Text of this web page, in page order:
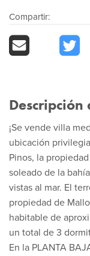
Compartir:
¡Se vende villa
ubicación
Pinos, la
soleado de la
vistas al mar. El
propiedad de
habitable de
un total de 3
En la PLANTA